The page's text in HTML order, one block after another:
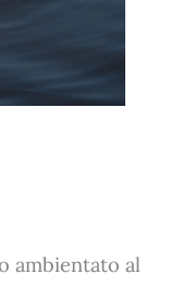
ambientato al